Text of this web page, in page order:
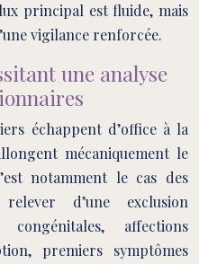
principal est fluide, mais
vigilance renforcée.
une analyse
échappent d’office à la
mécaniquement le
notamment le cas des
d’une exclusion
affections
premiers symptômes